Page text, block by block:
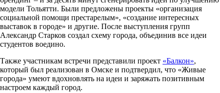
модели Тольятти. Были предложены проекты «организация
социальной помощи престарелым», «создание интересных
выставок в городе» и другие. После выступления групп
Александр Старков создал схему города, объединив все идеи
студентов воедино.
Также участникам встречи представили проект «Балкон»,
который был реализован в Омске и подтвердил, что «Живые
города» умеют вдохновлять на идеи и заряжать позитивным
настроем каждый город.